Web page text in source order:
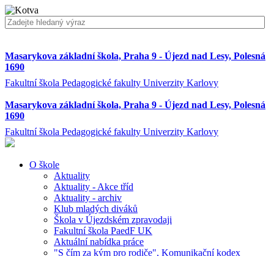
Masarykova základní škola, Praha 9 - Újezd nad Lesy, Polesná
1690
Fakultní škola Pedagogické fakulty Univerzity Karlovy
Masarykova základní škola, Praha 9 - Újezd nad Lesy, Polesná
1690
Fakultní škola Pedagogické fakulty Univerzity Karlovy
O škole
Aktuality
Aktuality - Akce tříd
Aktuality - archiv
Klub mladých diváků
Škola v Újezdském zpravodaji
Fakultní škola PaedF UK
Aktuální nabídka práce
"S čím za kým pro rodiče", Komunikační kodex